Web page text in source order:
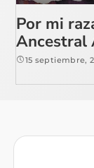
Por mi
Ancestral
15 septiembre,